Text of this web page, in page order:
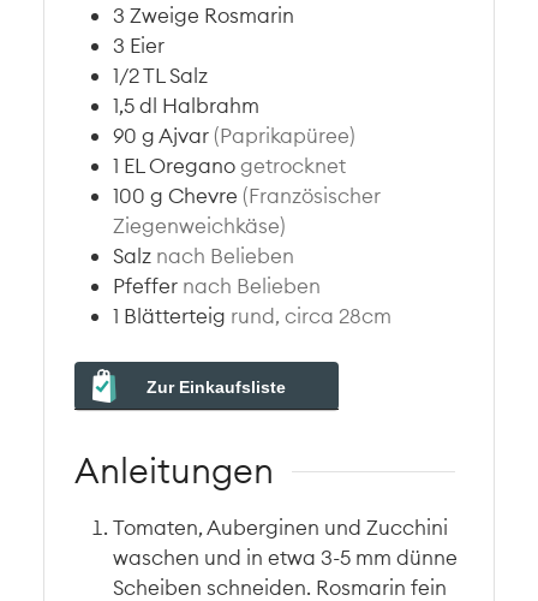
3 Zweige Rosmarin
3 Eier
1/2TL Salz
1,5dl Halbrahm
90 gAjvar (Paprikapüree)
1 ELOreganogetrocknet
100 g Chevre (Französischer
Ziegenweichkäse)
Salz nach Belieben
Pfeffer nach Belieben
1 Blätterteig rund, circa 28cm
Zur Einkaufsliste
Anleitungen
Tomaten, Auberginen und Zucchini
waschen und in etwa 3-5 mm dünne
Scheiben schneiden. Rosmarin fein